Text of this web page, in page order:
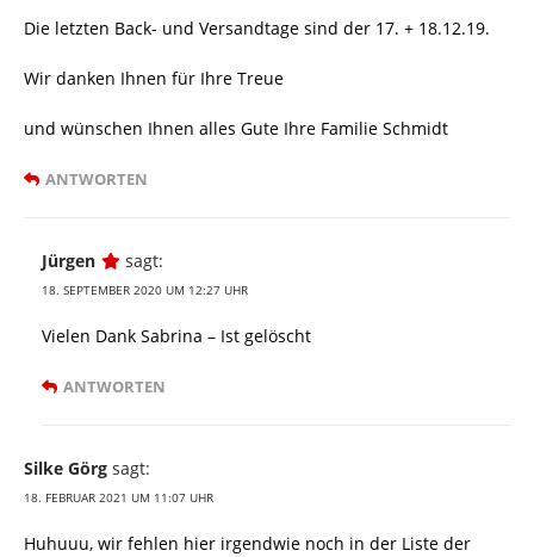
Die letzten Back- und Versandtage sind der 17. + 18.12.19.
Wir danken Ihnen für Ihre Treue
und wünschen Ihnen alles Gute Ihre Familie Schmidt
ANTWORTEN
Jürgen sagt:
18. SEPTEMBER 2020 UM 12:27 UHR
Vielen Dank Sabrina – Ist gelöscht
ANTWORTEN
Silke Görg sagt:
18. FEBRUAR 2021 UM 11:07 UHR
Huhuuu, wir fehlen hier irgendwie noch in der Liste der